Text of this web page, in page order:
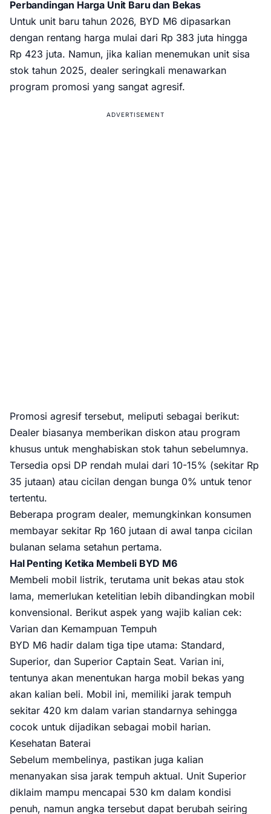
Perbandingan Harga Unit Baru dan Bekas
Untuk unit baru tahun 2026, BYD M6 dipasarkan
dengan rentang harga mulai dari Rp 383 juta hingga
Rp 423 juta. Namun, jika kalian menemukan unit sisa
stok tahun 2025, dealer seringkali menawarkan
program promosi yang sangat agresif.
ADVERTISEMENT
Promosi agresif tersebut, meliputi sebagai berikut:
Dealer biasanya memberikan diskon atau program
khusus untuk menghabiskan stok tahun sebelumnya.
Tersedia opsi DP rendah mulai dari 10-15% (sekitar Rp
35 jutaan) atau cicilan dengan bunga 0% untuk tenor
tertentu.
Beberapa program dealer, memungkinkan konsumen
membayar sekitar Rp 160 jutaan di awal tanpa cicilan
bulanan selama setahun pertama.
Hal Penting Ketika Membeli BYD M6
Membeli mobil listrik, terutama unit bekas atau stok
lama, memerlukan ketelitian lebih dibandingkan mobil
konvensional. Berikut aspek yang wajib kalian cek:
Varian dan Kemampuan Tempuh
BYD M6 hadir dalam tiga tipe utama: Standard,
Superior, dan Superior Captain Seat. Varian ini,
tentunya akan menentukan harga mobil bekas yang
akan kalian beli. Mobil ini, memiliki jarak tempuh
sekitar 420 km dalam varian standarnya sehingga
cocok untuk dijadikan sebagai mobil harian.
Kesehatan Baterai
Sebelum membelinya, pastikan juga kalian
menanyakan sisa jarak tempuh aktual. Unit Superior
diklaim mampu mencapai 530 km dalam kondisi
penuh, namun angka tersebut dapat berubah seiring